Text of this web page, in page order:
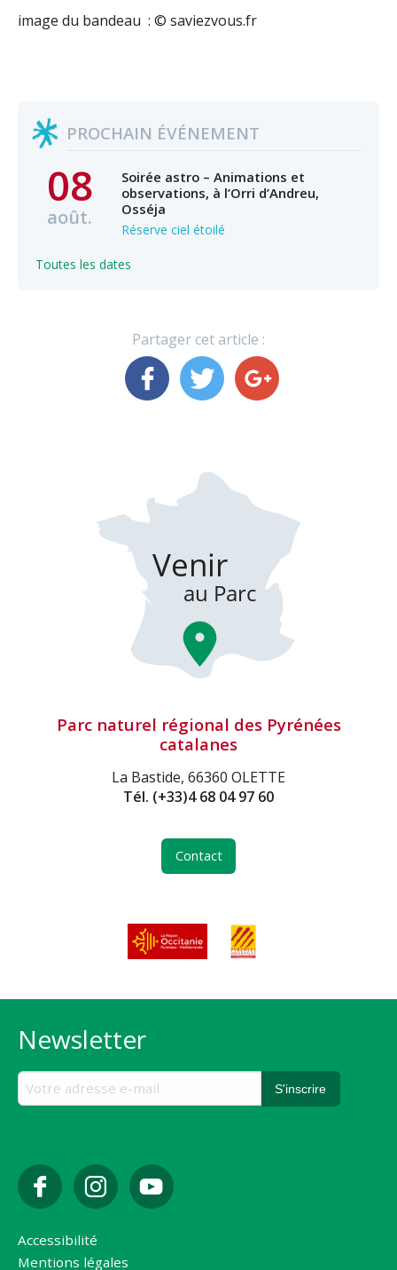
image du bandeau : © saviezvous.fr
PROCHAIN ÉVÉNEMENT
08
août.
Soirée astro – Animations et
observations, à l’Orri d’Andreu,
Osséja
Réserve ciel étoilé
Toutes les dates
Partager cet article :
Parc naturel régional des Pyrénées
catalanes
La Bastide, 66360 OLETTE
Tél. (+33)4 68 04 97 60
Contact
Newsletter
Accessibilité
Mentions légales